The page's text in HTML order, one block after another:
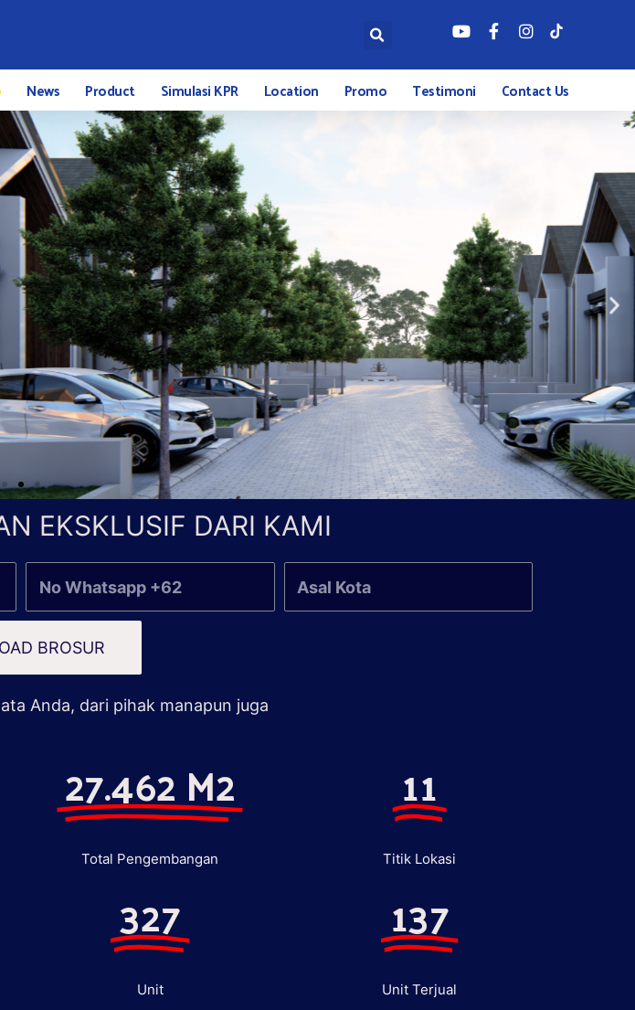
News Product Simulasi KPR Location Promo Testimoni Contact Us
EKSKLUSIF DARI KAMI
BROSUR
Anda, dari pihak manapun juga
27.462 M2
Total Pengembangan
327
Unit
11
Titik Lokasi
137
Unit Terjual